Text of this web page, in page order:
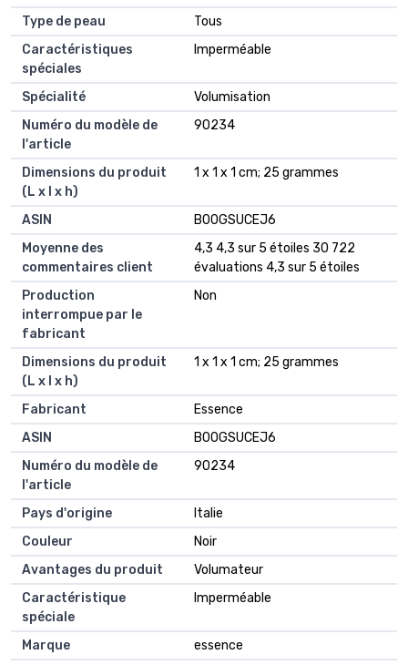
Type de peau
‎Tous
Caractéristiques
spéciales
‎Imperméable
Spécialité
‎Volumisation
Numéro du modèle de
l'article
‎90234
Dimensions du produit
(L x l x h)
‎1 x 1 x 1 cm; 25 grammes
ASIN
‎B00GSUCEJ6
Moyenne des
commentaires client
4,3 4,3 sur 5 étoiles 30 722
évaluations 4,3 sur 5 étoiles
Production
interrompue par le
fabricant
Non
Dimensions du produit
(L x l x h)
1 x 1 x 1 cm; 25 grammes
Fabricant
Essence
ASIN
B00GSUCEJ6
Numéro du modèle de
l'article
90234
Pays d'origine
Italie
Couleur
Noir
Avantages du produit
Volumateur
Caractéristique
spéciale
Imperméable
Marque
essence